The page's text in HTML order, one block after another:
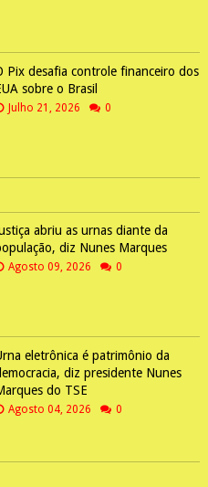
Pix desafia controle financeiro dos
sobre o Brasil
Julho 21, 2026 0
abriu as urnas diante da
diz Nunes Marques
Agosto 09, 2026 0
eletrônica é patrimônio da
diz presidente Nunes
do TSE
Agosto 04, 2026 0